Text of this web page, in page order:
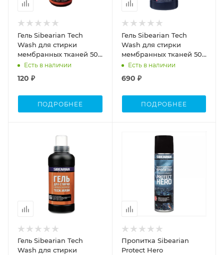
Гель Sibearian Tech
Wash для стирки
мембранных тканей 50
мл,1141
Есть в наличии
120 ₽
ПОДРОБНЕЕ
Гель Sibearian Tech
Wash для стирки
мембранных тканей 500
мл,u11161
Есть в наличии
690 ₽
ПОДРОБНЕЕ
Гель Sibearian Tech
Wash для стирки
Пропитка Sibearian
Protect Hero